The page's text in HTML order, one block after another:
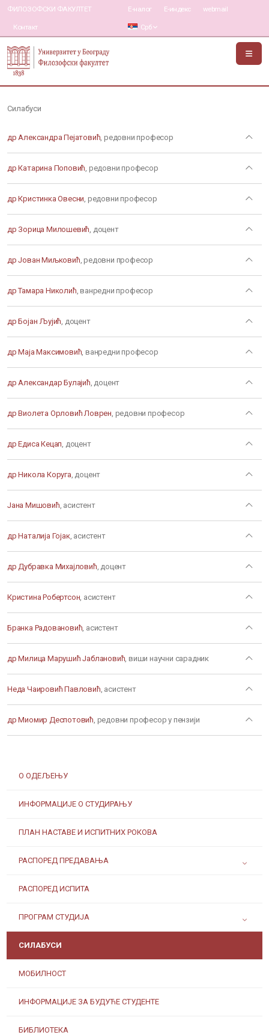
ФИЛОЗОФСКИ ФАКУЛТЕТ
Контакт
Е-налог Е-индекс webmail
Срб
О ОДЕЉЕЊУ
ИНФОРМАЦИЈЕ О СТУДИРАЊУ
ПЛАН НАСТАВЕ И ИСПИТНИХ РОКОВА
РАСПОРЕД ПРЕДАВАЊА
РАСПОРЕД ИСПИТА
ПРОГРАМ СТУДИЈА
СИЛАБУСИ
МОБИЛНОСТ
ИНФОРМАЦИЈЕ ЗА БУДУЋЕ СТУДЕНТЕ
БИБЛИОТЕКА
Силабуси
др Александра Пејатовић, редовни професор
др Катарина Поповић, редовни професор
др Кристинка Овесни, редовни професор
др Зорица Милошевић, доцент
др Јован Миљковић, редовни професор
др Тамара Николић, ванредни професор
др Бојан Љујић, доцент
др Маја Максимовић, ванредни професор
др Александар Булајић, доцент
др Виолета Орловић Ловрен, редовни професор
др Едиса Кецап, доцент
др Никола Коруга, доцент
Јана Мишовић, асистент
др Наталија Гојак, асистент
др Дубравка Михајловић, доцент
Кристина Робертсон, асистент
Бранка Радовановић, асистент
др Милица Марушић Јаблановић, виши научни сарадник
Неда Чаировић Павловић, асистент
др Миомир Деспотовић, редовни професор у пензији